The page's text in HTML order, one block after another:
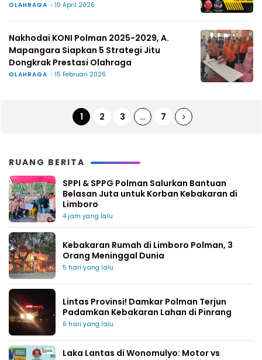
OLAHRAGA 10 April 2026
Nakhodai KONI Polman 2025-2029, A.
Mapangara Siapkan 5 Strategi Jitu
Dongkrak Prestasi Olahraga
OLAHRAGA 15 Februari 2026
1 2 3 … 7
RUANG BERITA
SPPI & SPPG Polman Salurkan Bantuan
Belasan Juta untuk Korban Kebakaran di
Limboro
4 jam yang lalu
Kebakaran Rumah di Limboro Polman, 3
Orang Meninggal Dunia
5 hari yang lalu
Lintas Provinsi! Damkar Polman Terjun
Padamkan Kebakaran Lahan di Pinrang
6 hari yang lalu
Laka Lantas di Wonomulyo: Motor vs